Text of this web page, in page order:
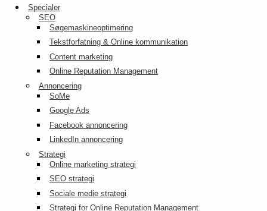
Specialer
SEO
Søgemaskineoptimering
Tekstforfatning & Online kommunikation
Content marketing
Online Reputation Management
Annoncering
SoMe
Google Ads
Facebook annoncering
LinkedIn annoncering
Strategi
Online marketing strategi
SEO strategi
Sociale medie strategi
Strategi for Online Reputation Management